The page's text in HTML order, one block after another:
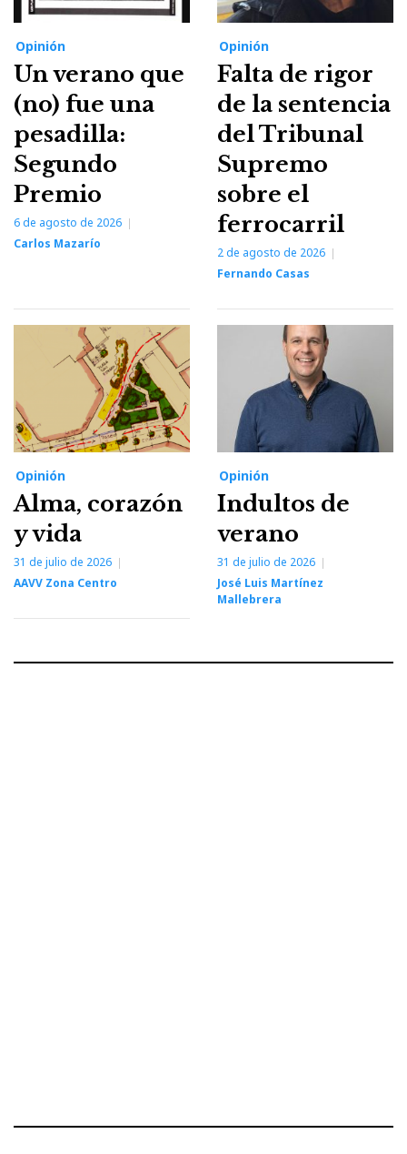
Opinión
Un verano que
(no) fue una
pesadilla:
Segundo
Premio
6 de agosto de 2026
Carlos Mazarío
Opinión
Falta de rigor
de la sentencia
del Tribunal
Supremo
sobre el
ferrocarril
2 de agosto de 2026
Fernando Casas
Opinión
Alma, corazón
y vida
31 de julio de 2026
AAVV Zona Centro
Opinión
Indultos de
verano
31 de julio de 2026
José Luis Martínez
Mallebrera